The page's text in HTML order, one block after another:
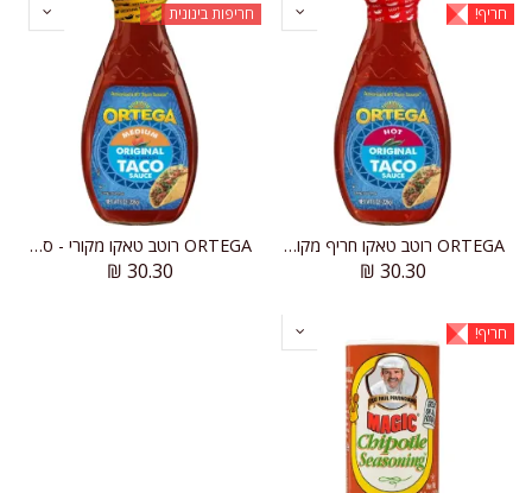
חריף!
ORTEGA רוטב טאקו חריף מקורי, סמיך וחלק
30.30
₪
חריפות בינונית
ORTEGA רוטב טאקו מקורי - סמיך וחלק
30.30
₪
חריף!